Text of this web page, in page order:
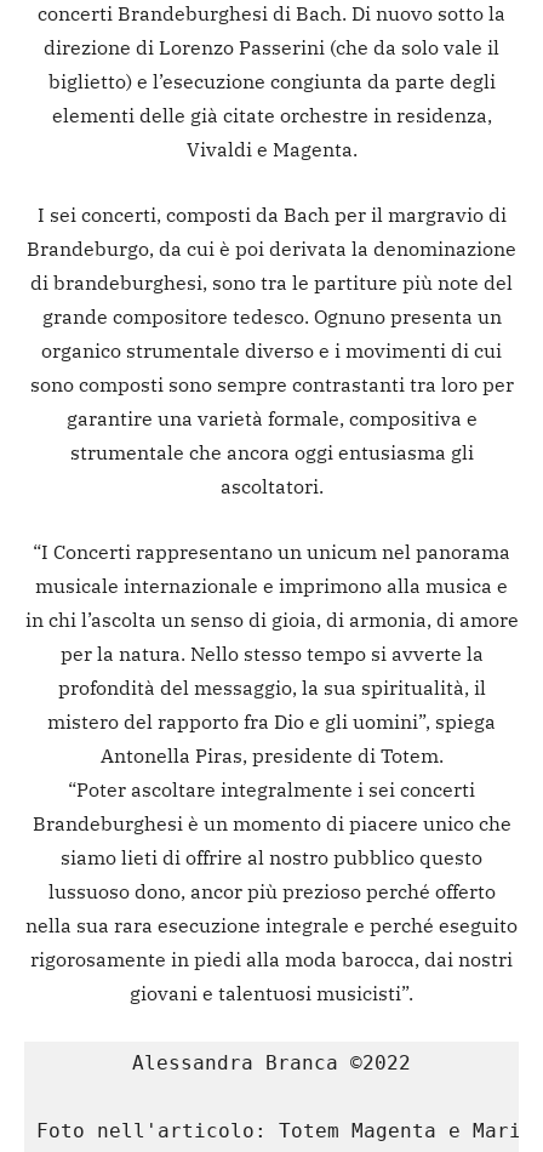
concerti Brandeburghesi di Bach. Di nuovo sotto la
direzione di Lorenzo Passerini (che da solo vale il
biglietto) e l’esecuzione congiunta da parte degli
elementi delle già citate orchestre in residenza,
Vivaldi e Magenta.
I sei concerti, composti da Bach per il margravio di
Brandeburgo, da cui è poi derivata la denominazione
di brandeburghesi, sono tra le partiture più note del
grande compositore tedesco. Ognuno presenta un
organico strumentale diverso e i movimenti di cui
sono composti sono sempre contrastanti tra loro per
garantire una varietà formale, compositiva e
strumentale che ancora oggi entusiasma gli
ascoltatori.
“I Concerti rappresentano un unicum nel panorama
musicale internazionale e imprimono alla musica e
in chi l’ascolta un senso di gioia, di armonia, di amore
per la natura. Nello stesso tempo si avverte la
profondità del messaggio, la sua spiritualità, il
mistero del rapporto fra Dio e gli uomini”, spiega
Antonella Piras, presidente di Totem.
“Poter ascoltare integralmente i sei concerti
Brandeburghesi è un momento di piacere unico che
siamo lieti di offrire al nostro pubblico questo
lussuoso dono, ancor più prezioso perché offerto
nella sua rara esecuzione integrale e perché eseguito
rigorosamente in piedi alla moda barocca, dai nostri
giovani e talentuosi musicisti”.
Alessandra Branca ©2022
Foto nell'articolo: Totem Magenta e Mario